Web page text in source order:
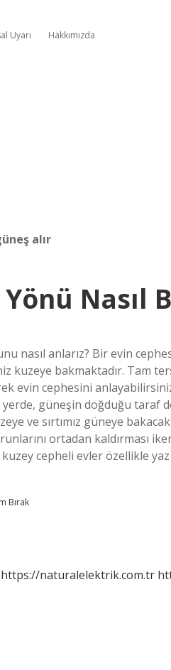
Uyarı Hakkımızda
alır
Nasıl
nasıl anlarız? Bir evin
kuzeye bakmaktadır. Tam
evin cephesini
güneşin doğduğu taraf
ve sırtımız güneye
ortadan kaldırması
kuzey cepheli evler özellikle
Bırak
https://naturalelektrik.com.tr